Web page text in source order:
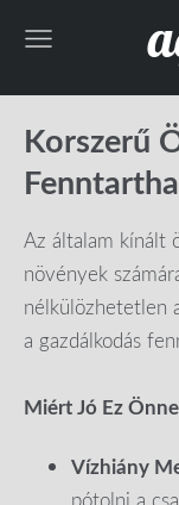
Korszerű
Az általam kínált
növények
nélkülözhetetlen
a gazdálkodás
Miért Jó Ez
Vízhiány